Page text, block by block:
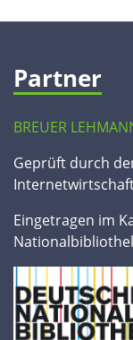
Partner
BREUER
Geprüft durch
Eingetragen im